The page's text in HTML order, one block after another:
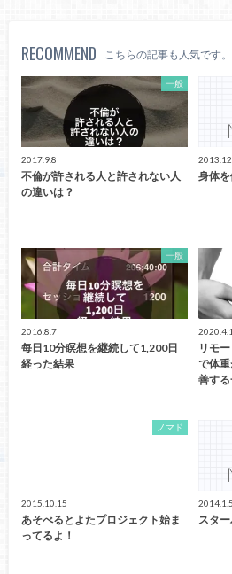
RECOMMEND こちらの記事も人気です。
一般
2017.9.8
不倫が許される人と許されない人
の違いは？
身体
一般
2016.8.7
每日10分瞑想を継続して1,200日
経った結果
リモ
で体
善す
ノマド
2015.10.15
あそべるとよたプロジェクト始ま
ってるよ！
2014.1.5
スタ